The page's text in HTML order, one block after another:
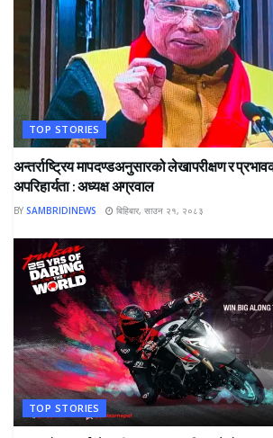
TOP STORIES
अन्तर्राष्ट्रिय मापदण्डअनुसारको लेखापरीक्षण र
अपरिहार्यता : अध्यक्ष अग्रवाल
BY SAMBRIDINEWS बिहिबार, साउन २१, २०८३
TOP STORIES